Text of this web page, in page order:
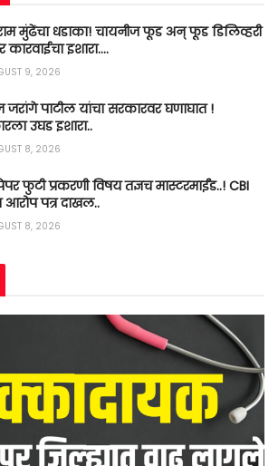
मुंढेंचा धडाका! चायनीज फूड अन् फूड डिलिव्हरी
कारवाईचा इशारा….
9, 2026
जरांगे पाटील यांचा सरकारवर घणाघात !
उघड इशारा..
8, 2026
फुटी प्रकरणी विषय तज्ञच मास्टरमाईंड..! CBI
पत्र दाखल..
8, 2026